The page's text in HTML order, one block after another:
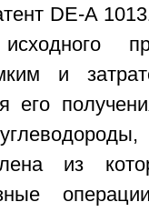
DE-A
и
его
из